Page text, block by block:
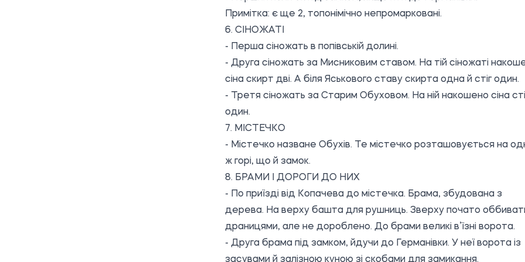
Примітка: є ще 2, топонімічно непромарковані.
6. СІНОЖАТІ
- Перша сіножать в попівській долині.
- Друга сіножать за Мисниковим ставом. На тій сіножаті
сіна скирт дві. А біля Яськового ставу скирта одна й стіг один.
- Третя сіножать за Старим Обуховом. На ній накошено сіна
один.
7. МІСТЕЧКО
- Містечко назване Обухів. Те містечко розташовується на
ж горі, що й замок.
8. БРАМИ І ДОРОГИ ДО НИХ
- По приїзді від Копачева до містечка. Брама, збудована з
дерева. На верху башта для рушниць. Зверху почато
драницями, але не дороблено. До брами великі в’їзні ворота.
- Друга брама під замком, йдучи до Германівки. У неї ворота із
засувами й залізною куною зі скобами для замикання.